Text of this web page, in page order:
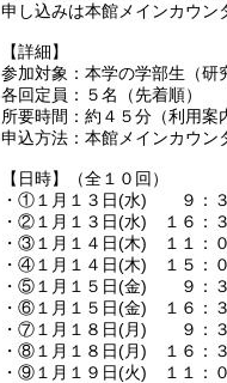
申し込みは本館メインカウン
【詳細】
参加対象：本学の学部生（研
各回定員：５名（先着順）
所要時間：約４５分（利用案
申込方法：本館メインカウン
【日時】（全１０回）
・①１月１３日(水) ９：３
・②１月１３日(水) １６：
・③１月１４日(木) １１：
・④１月１４日(木) １５：
・⑤１月１５日(金) ９：３
・⑥１月１５日(金) １６：
・⑦１月１８日(月) ９：３
・⑧１月１８日(月) １６：
・⑨１月１９日(火) １１：